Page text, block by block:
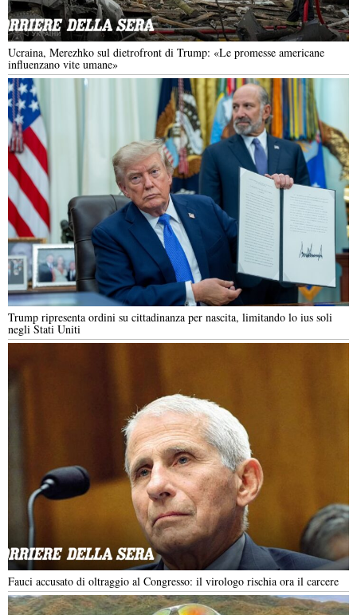
Ucraina, Merezhko sul dietrofront di Trump: «Le promesse americane
influenzano vite umane»
Trump ripresenta ordini su cittadinanza per nascita, limitando lo ius soli
negli Stati Uniti
Fauci accusato di oltraggio al Congresso: il virologo rischia ora il carcere